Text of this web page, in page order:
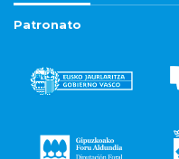
Patronato